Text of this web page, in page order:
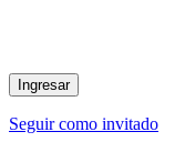
Ingresar
Seguir como invitado